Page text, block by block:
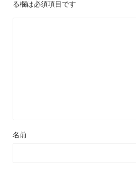
る欄は必須項目です
名前